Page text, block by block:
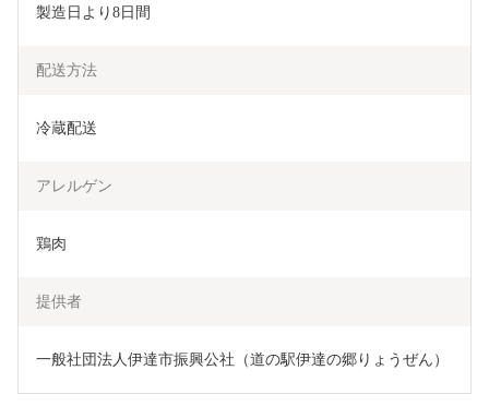
製造日より8日間
配送方法
冷蔵配送
アレルゲン
鶏肉
提供者
一般社団法人伊達市振興公社（道の駅伊達の郷りょうぜん）